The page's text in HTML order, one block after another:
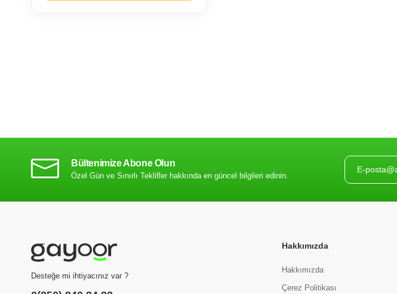
Bültenimize Abone Olun
Özel Gün ve Sınırlı Teklifler hakkında en güncel bilgileri edinin.
Desteğe mi ihtiyacınız var ?
Hakkımızda
Hakkımızda
Çerez Politikası